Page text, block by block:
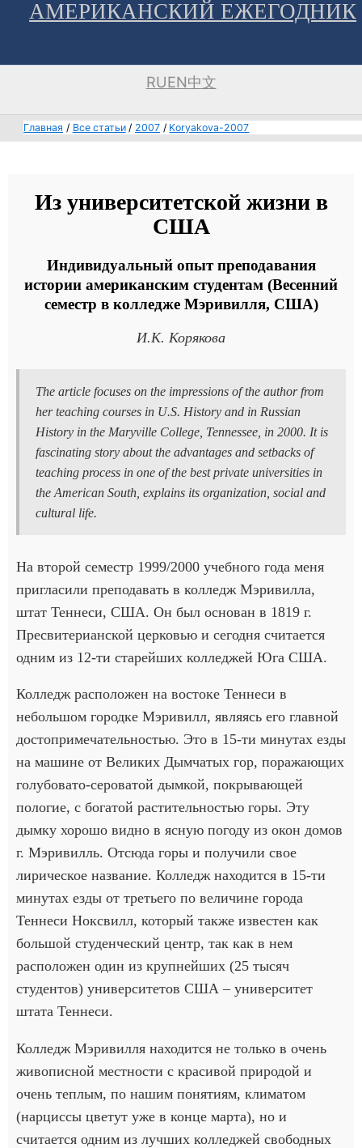
ПерейтиАМЕРИКАНСКИЙ ЕЖЕГОДНИК
RUEN中文
Главная Все статьи 2007 Koryakova-2007
Из университетской жизни в
США
Индивидуальный опыт преподавания
истории американским студентам (Весенний
семестр в колледже Мэривилля, США)
И.К. Корякова
The article focuses on the impressions of the author from
her teaching courses in U.S. History and in Russian
History in the Maryville College, Tennessee, in 2000. It is
fascinating story about the advantages and setbacks of
teaching process in one of the best private universities in
the American South, explains its organization, social and
cultural life.
На второй семестр 1999/2000 учебного года меня
пригласили преподавать в колледж Мэривилла,
штат Теннеси, США. Он был основан в 1819 г.
Пресвитерианской церковью и сегодня считается
одним из 12-ти старейших колледжей Юга США.
Колледж расположен на востоке Теннеси в
небольшом городке Мэривилл, являясь его главной
достопримечательностью. Это в 15-ти минутах езды
на машине от Великих Дымчатых гор, поражающих
голубовато-сероватой дымкой, покрывающей
пологие, с богатой растительностью горы. Эту
дымку хорошо видно в ясную погоду из окон домов
г. Мэривилль. Отсюда горы и получили свое
лирическое название. Колледж находится в 15-ти
минутах езды от третьего по величине города
Теннеси Ноксвилл, который также известен как
большой студенческий центр, так как в нем
расположен один из крупнейших (25 тысяч
студентов) университетов США – университет
штата Теннеси.
Колледж Мэривилля находится не только в очень
живописной местности с красивой природой и
очень теплым, по нашим понятиям, климатом
(нарциссы цветут уже в конце марта), но и
считается одним из лучших колледжей свободных